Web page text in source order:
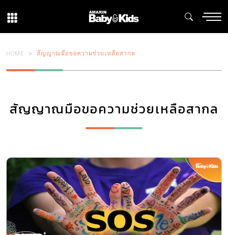
HOME สัญญาณมือขอความช่วยเหลือสากล
สัญญาณมือขอความช่วยเหลือสากล